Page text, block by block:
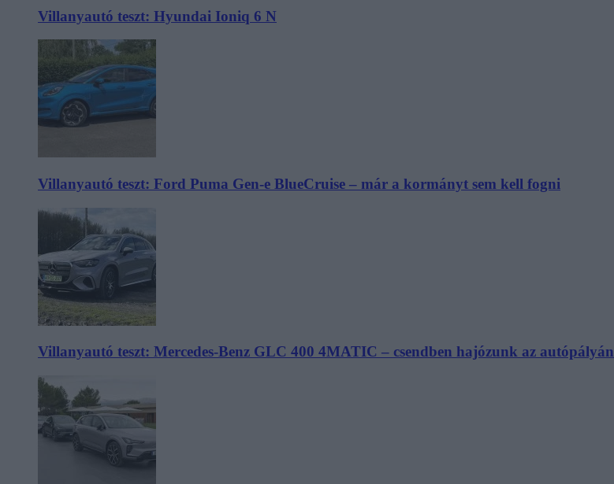
Villanyautó teszt: Hyundai Ioniq 6 N
Villanyautó teszt: Ford Puma Gen-e BlueCruise – már a kormányt sem kell fogni
Villanyautó teszt: Mercedes-Benz GLC 400 4MATIC – csendben hajózunk az autópályán